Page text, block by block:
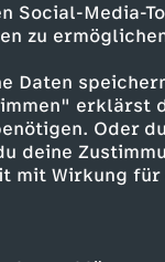
Social-Media-
zu
Daten
erklärst
Oder
deine
mit Wirkung
wie
ernst
dass
lauter
sich
sie
Untertitel